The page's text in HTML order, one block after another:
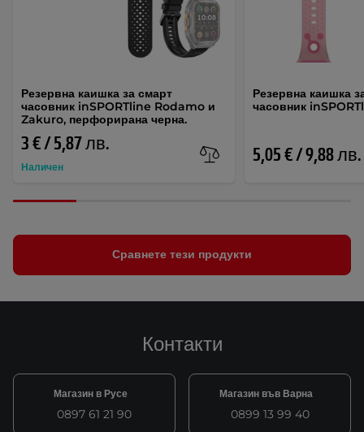
Резервна каишка за смарт
часовник inSPORTline Rodamo и
Zakuro, перфорирана черна.
3 € / 5,87 лв.
Наличен
Резервна каишка
часовник
5,05 € / 9,88 лв.
Сравнете тези продукти
Контакти
Магазин в Русе
0897 61 21 90
Магазин във Варна
0899 13 99 40